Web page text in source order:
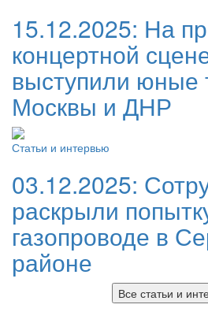
15.12.2025: На
концертной
выступили юные
Москвы и ДНР
Статьи и интервью
03.12.2025:
раскрыли
газопроводе в
районе
Все статьи и